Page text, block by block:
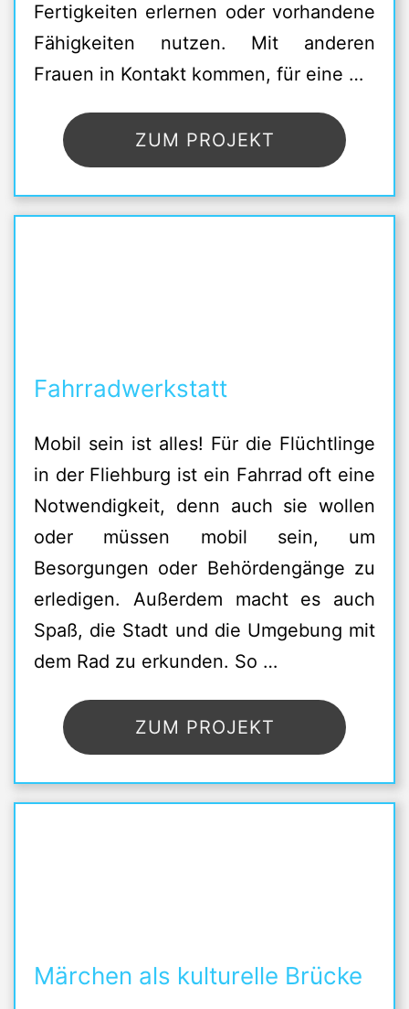
Fertigkeiten erlernen oder vorhandene
Fähigkeiten nutzen. Mit anderen
Frauen in Kontakt kommen, für eine …
ZUM PROJEKT
Fahrradwerkstatt
Mobil sein ist alles! Für die Flüchtlinge
in der Fliehburg ist ein Fahrrad oft eine
Notwendigkeit, denn auch sie wollen
oder müssen mobil sein, um
Besorgungen oder Behördengänge zu
erledigen. Außerdem macht es auch
Spaß, die Stadt und die Umgebung mit
dem Rad zu erkunden. So …
ZUM PROJEKT
Märchen als kulturelle Brücke